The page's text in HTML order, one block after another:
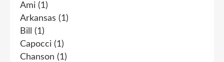
Ami (1)
Arkansas (1)
Bill
(1)
Capocci (1)
Chanson (1)